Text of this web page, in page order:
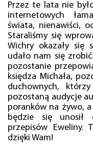
Przez te lata nie
internetowych
świata, nienawiści,
Staraliśmy się
Wichry okazały się
udało nam się
pozostanie
księdza Michała,
duchownych,
pozostaną audycje
poranków na żywo,
będzie się unosił
przepisów Eweliny.
dzięki Wam!